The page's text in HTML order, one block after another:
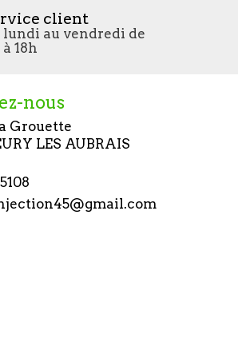
client
lundi au vendredi de
18h
nous
Grouette
LES AUBRAIS